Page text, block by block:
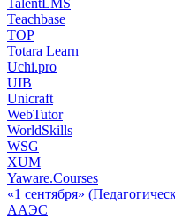
Teachbase
TOP
Totara Learn
Uchi.pro
UIB
Unicraft
WebTutor
WorldSkills
WSG
XUM
Yaware.Courses
«1 сентября»
ААЭС